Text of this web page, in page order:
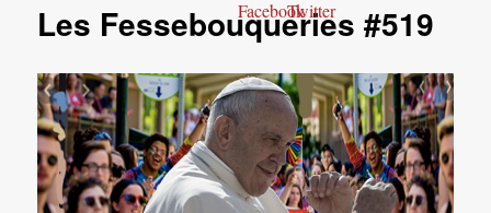
Les Fessebouqueries #519